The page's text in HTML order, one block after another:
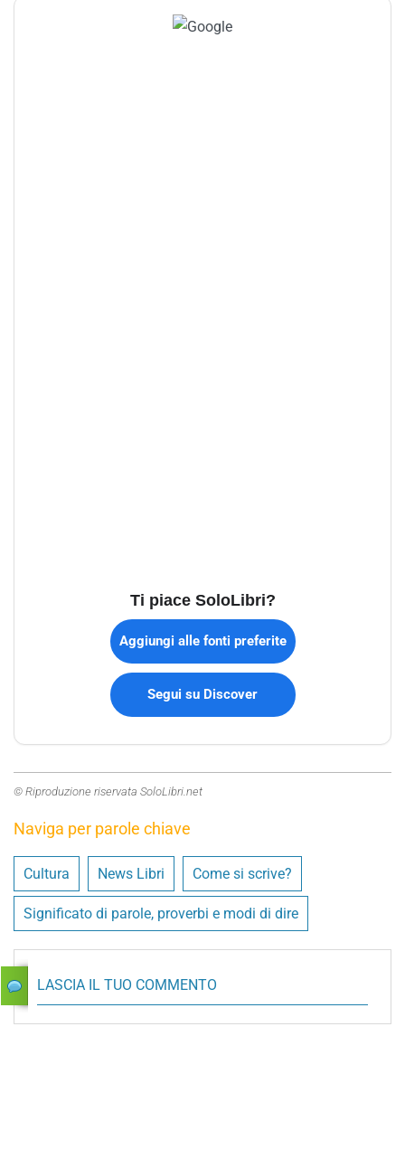
Ti piace SoloLibri?
Aggiungi alle fonti preferite
Segui su Discover
© Riproduzione riservata SoloLibri.net
Naviga per parole chiave
Cultura News Libri Come si scrive?
Significato di parole, proverbi e modi di dire
LASCIA IL TUO COMMENTO